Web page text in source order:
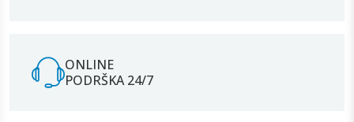
ONLINE
PODRŠKA 24/7